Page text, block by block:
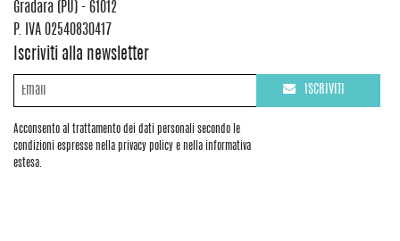
Gradara (PU) - 61012
P. IVA 02540830417
Iscriviti alla newsletter
Acconsento al trattamento dei dati personali secondo le
condizioni espresse nella privacy policy e nella informativa
estesa.
ISCRIVITI